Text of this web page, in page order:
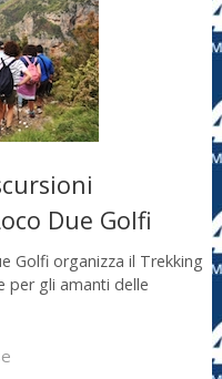
Due Golfi
Golfi organizza il Trekking
per gli amanti delle